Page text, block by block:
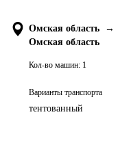
Омская область
→
Омская область
Кол-во машин: 1
Варианты транспорта
тентованный